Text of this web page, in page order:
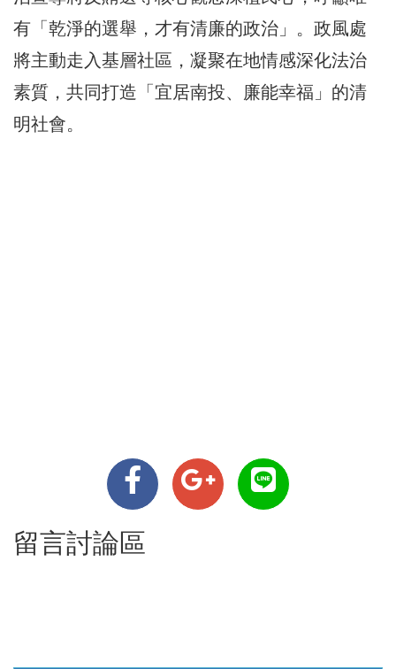
有「乾淨的選舉，才有清廉的政治」。政風處
將主動走入基層社區，凝聚在地情感深化法治
素質，共同打造「宜居南投、廉能幸福」的清
明社會。
留言討論區